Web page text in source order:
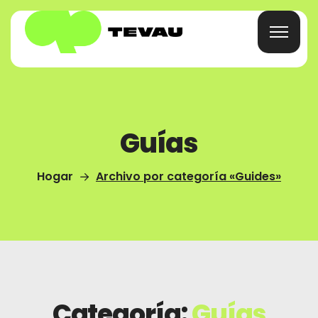
Preguntas Frecuentes
Guías
Hogar Archivo por categoría «Guides»